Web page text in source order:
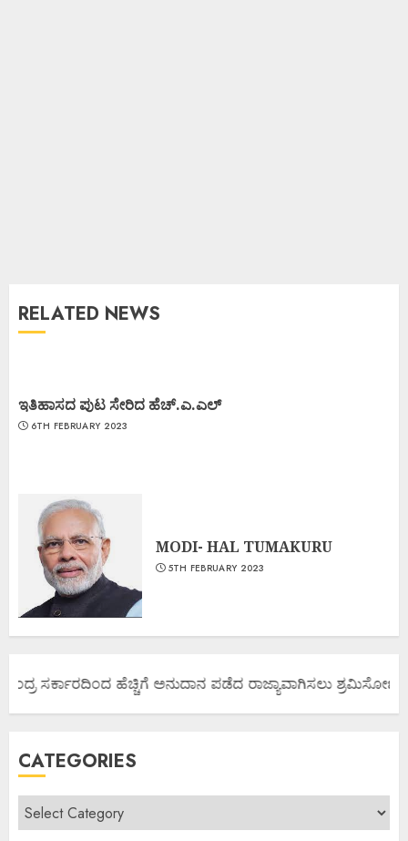
RELATED NEWS
ಇತಿಹಾಸದ ಪುಟ ಸೇರಿದ ಹೆಚ್.ಎ.ಎಲ್
6TH FEBRUARY 2023
MODI- HAL TUMAKURU
5TH FEBRUARY 2023
ಸರ್ಕಾರದಿಂದ ಹೆಚ್ಚಿಗೆ ಅನುದಾನ ಪಡೆದ ರಾಜ್ಯಾವಾಗಿಸಲು ಶ್ರಮಿಸೋಣ
CATEGORIES